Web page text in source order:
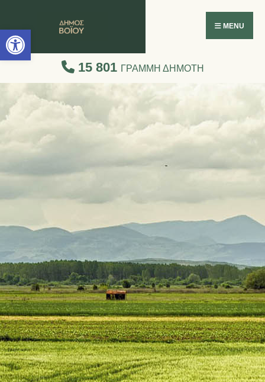
Ανοίξτε τη γραμμή εργαλείων
MENU
15 801 ΓΡΑΜΜΗ ΔΗΜΟΤΗ